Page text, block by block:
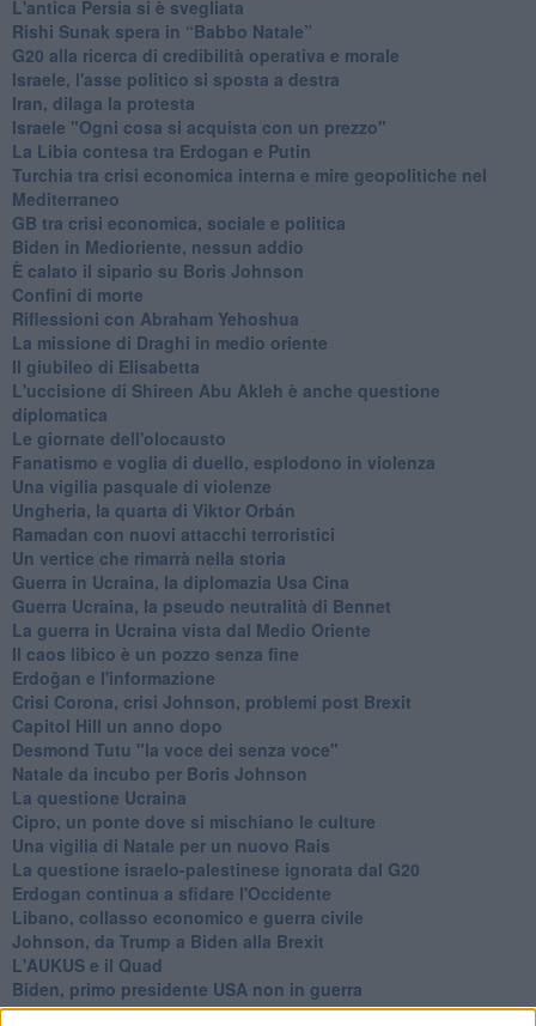
L'antica Persia si è svegliata
Rishi Sunak spera in “Babbo Natale”
G20 alla ricerca di credibilità operativa e morale
Israele, l'asse politico si sposta a destra
Iran, dilaga la protesta
Israele "Ogni cosa si acquista con un prezzo"
La Libia contesa tra Erdogan e Putin
Turchia tra crisi economica interna e mire geopolitiche nel
Mediterraneo
GB tra crisi economica, sociale e politica
Biden in Medioriente, nessun addio
È calato il sipario su Boris Johnson
Confini di morte
Riflessioni con Abraham Yehoshua
La missione di Draghi in medio oriente
Il giubileo di Elisabetta
L'uccisione di Shireen Abu Akleh è anche questione
diplomatica
Le giornate dell'olocausto
Fanatismo e voglia di duello, esplodono in violenza
Una vigilia pasquale di violenze
Ungheria, la quarta di Viktor Orbán
Ramadan con nuovi attacchi terroristici
Un vertice che rimarrà nella storia
Guerra in Ucraina, la diplomazia Usa Cina
Guerra Ucraina, la pseudo neutralità di Bennet
La guerra in Ucraina vista dal Medio Oriente
​Il caos libico è un pozzo senza fine
Erdoğan e l'informazione
Crisi Corona, crisi Johnson, problemi post Brexit
Capitol Hill un anno dopo
Desmond Tutu "la voce dei senza voce"
Natale da incubo per Boris Johnson
La questione Ucraina
Cipro, un ponte dove si mischiano le culture
Una vigilia di Natale per un nuovo Rais
La questione israelo-palestinese ignorata dal G20
Erdogan continua a sfidare l'Occidente
Libano, collasso economico e guerra civile
Johnson, da Trump a Biden alla Brexit
L'AUKUS e il Quad
Biden, primo presidente USA non in guerra
Papa Bergoglio vedrà Viktor Orbán